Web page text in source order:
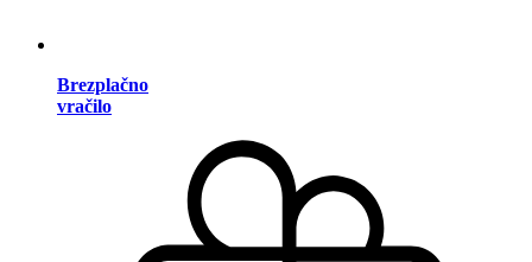
Brezplačno
vračilo